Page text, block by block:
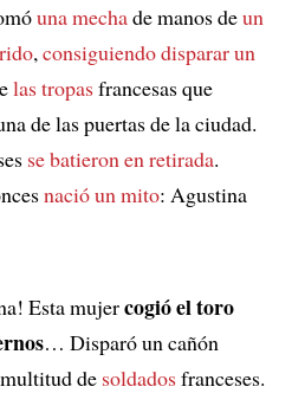
una mechade manos deun
, consiguiendo disparar un
las tropasfrancesas que
de las puertas de la ciudad.
se batieron en retirada.
nació un mito: Agustina
Esta mujercogió el toro
… Disparó un cañón
de soldadosfranceses.